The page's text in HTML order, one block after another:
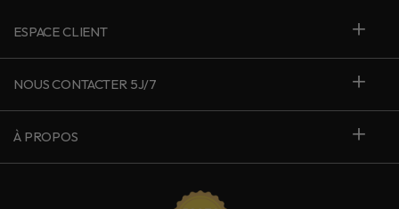
ESPACE CLIENT
NOUS CONTACTER 5J/7
À PROPOS